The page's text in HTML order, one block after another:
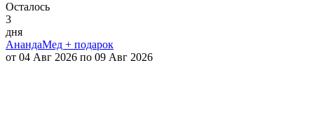
Осталось
3
дня
АнандаМед + подарок
от 04 Авг 2026 по 09 Авг 2026